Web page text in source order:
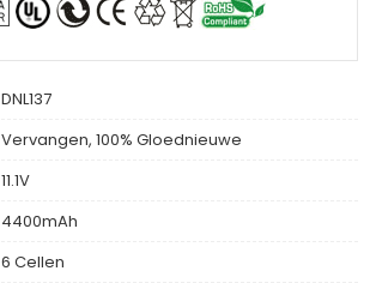
DNL137
Vervangen, 100% Gloednieuwe
11.1V
4400mAh
6 Cellen